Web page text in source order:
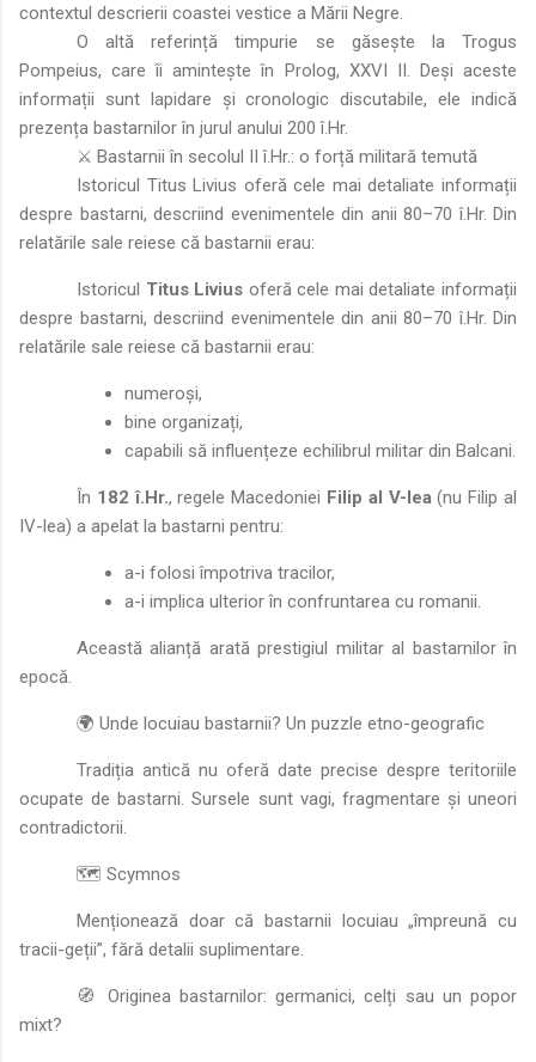
contextul descrierii coastei vestice a Mării Negre.
O altă referință timpurie se găsește la Trogus
Pompeius, care îi amintește în Prolog, XXVI II. Deși aceste
informații sunt lapidare și cronologic discutabile, ele indică
prezența bastarnilor în jurul anului 200 î.Hr.
⚔️ Bastarnii în secolul II î.Hr.: o forță militară temută
Istoricul Titus Livius oferă cele mai detaliate informații
despre bastarni, descriind evenimentele din anii 80–70 î.Hr. Din
relatările sale reiese că bastarnii erau:
Istoricul Titus Livius oferă cele mai detaliate informații
despre bastarni, descriind evenimentele din anii 80–70 î.Hr. Din
relatările sale reiese că bastarnii erau:
numeroși,
bine organizați,
capabili să influențeze echilibrul militar din Balcani.
În 182 î.Hr., regele Macedoniei Filip al V-lea(nu Filip al
IV-lea) a apelat la bastarni pentru:
a-i folosi împotriva tracilor,
a-i implica ulterior în confruntarea cu romanii.
Această alianță arată prestigiul militar al bastarnilor în
epocă.
🌍 Unde locuiau bastarnii? Un puzzle etno-geografic
Tradiția antică nu oferă date precise despre teritoriile
ocupate de bastarni. Sursele sunt vagi, fragmentare și uneori
contradictorii.
🗺️ Scymnos
Menționează doar că bastarnii locuiau „împreună cu
tracii-geții”, fără detalii suplimentare.
🧭 Originea bastarnilor: germanici, celți sau un popor
mixt?